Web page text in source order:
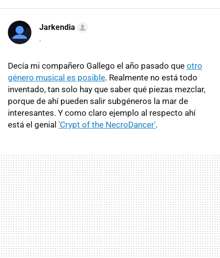
Jarkendia
.
Decía mi compañero Gallego el año pasado que otro
género musical es posible. Realmente no está todo
inventado, tan solo hay que saber qué piezas mezclar,
porque de ahí pueden salir subgéneros la mar de
interesantes. Y como claro ejemplo al respecto ahí
está el genial 'Crypt of the NecroDancer'.